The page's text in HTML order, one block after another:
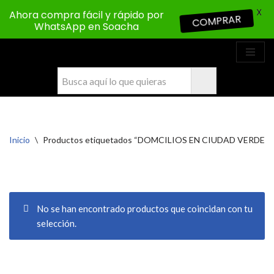
Inicio \ Productos etiquetados “DOMCILIOS EN CIUDAD VERDE”
No se han encontrado productos que coincidan con tu
selección.
Ahora compra fácil y rápido por
WhatsApp en Soacha
COMPRAR
X